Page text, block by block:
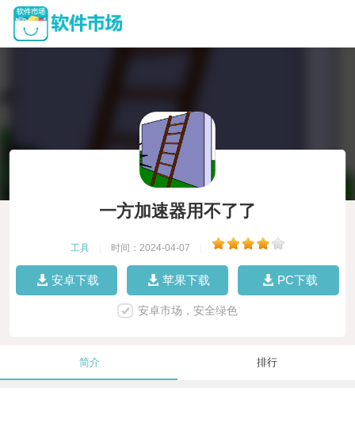
一方加速器用不了了
工具 时间：2024-04-07
安卓下载 苹果下载 PC下载
安卓市场，安全绿色
简介 排行